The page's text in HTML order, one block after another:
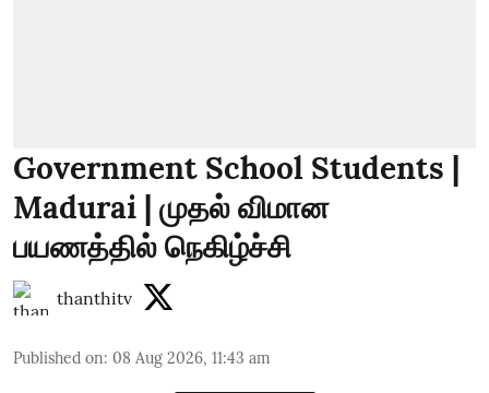
Government School Students |
Madurai | முதல் விமான
பயணத்தில் நெகிழ்ச்சி
thanthitv
Published on: 08 Aug 2026, 11:43 am